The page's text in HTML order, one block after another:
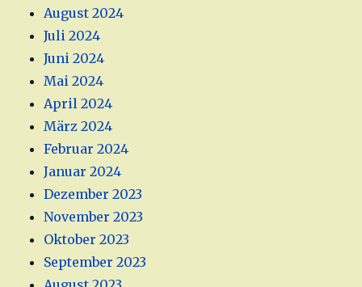
August 2024
Juli 2024
Juni 2024
Mai 2024
April 2024
März 2024
Februar 2024
Januar 2024
Dezember 2023
November 2023
Oktober 2023
September 2023